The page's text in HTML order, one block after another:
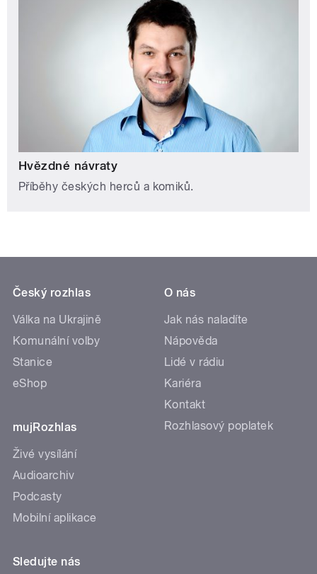
Hvězdné návraty
Příběhy českých herců a komiků.
Český rozhlas
Válka na Ukrajině
Komunální volby
Stanice
eShop
mujRozhlas
Živé vysílání
Audioarchiv
Podcasty
Mobilní aplikace
O nás
Jak nás naladíte
Nápověda
Lidé v rádiu
Kariéra
Kontakt
Rozhlasový poplatek
Sledujte nás